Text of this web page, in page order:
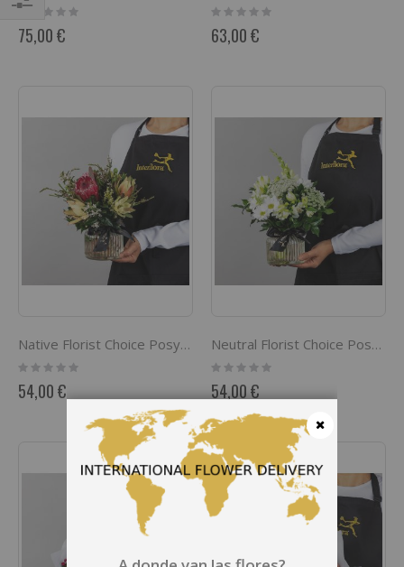
Rating:
75,00 €
Rating:
0%
63,00 €
Native Florist Choice Posy in Jar
Rating:
0%
54,00 €
Neutral Florist Choice Posy in Jar
Rating:
0%
54,00 €
por